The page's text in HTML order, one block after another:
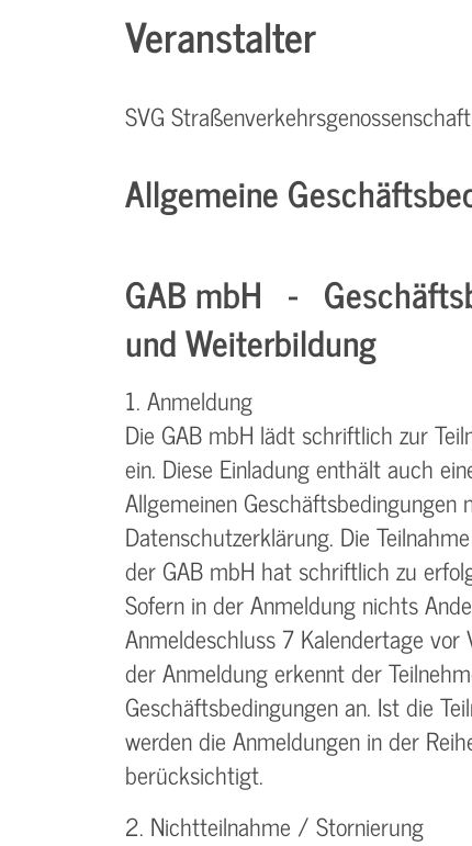
Veranstalter
SVG
Allgemeine
GAB mbH -
und Weiterbildung
1. Anmeldung
Die GAB mbH lädt schriftlich zur
ein. Diese Einladung enthält auch
Allgemeinen Geschäftsbedingungen
Datenschutzerklärung. Die
der GAB mbH hat schriftlich zu
Sofern in der Anmeldung nichts
Anmeldeschluss 7 Kalendertage
der Anmeldung erkennt der
Geschäftsbedingungen an. Ist die
werden die Anmeldungen in der
berücksichtigt.
2. Nichtteilnahme / Stornierung